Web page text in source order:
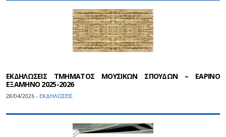
ΕΚΔΗΛΩΣΕΙΣ ΤΜΗΜΑΤΟΣ ΜΟΥΣΙΚΩΝ ΣΠΟΥΔΩΝ – ΕΑΡΙΝΟ
ΕΞΑΜΗΝΟ 2025-2026
28/04/2026 - ΕΚΔΗΛΩΣΕΙΣ